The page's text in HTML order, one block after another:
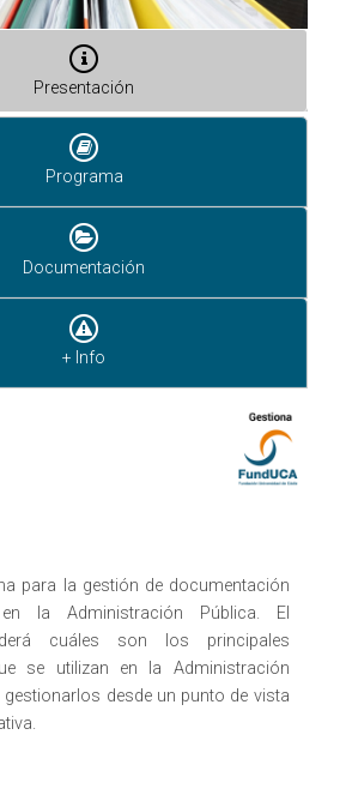
Presentación
Programa
Documentación
+ Info
para la gestión de documentación
en la Administración Pública. El
cuáles son los principales
se utilizan en la Administración
desde un punto de vista